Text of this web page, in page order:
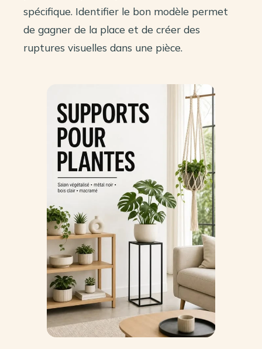
spécifique. Identifier le bon modèle permet
de gagner de la place et de créer des
ruptures visuelles dans une pièce.